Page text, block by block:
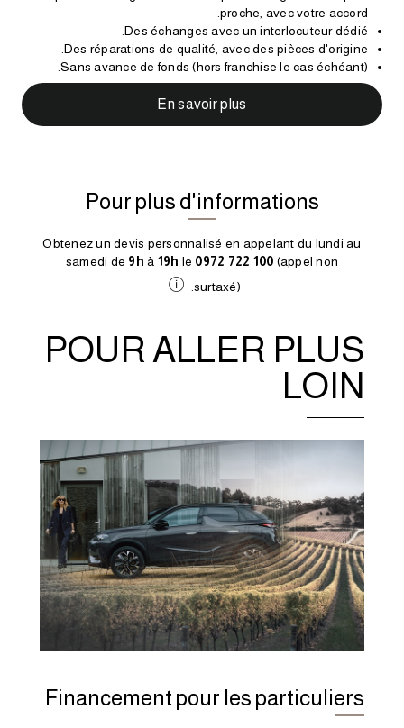
proche, avec votre accord.
Des échanges avec un interlocuteur dédié.
Des réparations de qualité, avec des pièces d'origine.
Sans avance de fonds (hors franchise le cas échéant).
En savoir plus
Pour plus d'informations
Obtenez un devis personnalisé en appelant du lundi au
samedi de 9h à 19h le 0972 722 100 (appel non
surtaxé).
POUR ALLER PLUS
LOIN
Financement pour les particuliers